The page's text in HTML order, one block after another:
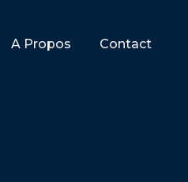
A Propos Contact